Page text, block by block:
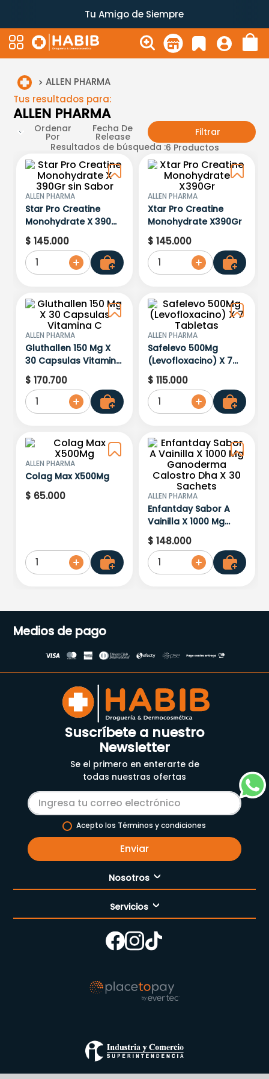
Tu Amigo de Siempre
ALLEN PHARMA
Tus resultados para:
ALLEN PHARMA
Ordenar
Por
Fecha De
Release
Filtrar
Resultados de búsqueda :6 Productos
ALLEN PHARMA
Star Pro Creatine
Monohydrate X 390Gr
sin Sabor
$ 145.000
1
ALLEN PHARMA
Xtar Pro Creatine
Monohydrate X390Gr
$ 145.000
1
ALLEN PHARMA
Gluthallen 150 Mg X
30 Capsulas Vitamina
C
$ 170.700
1
ALLEN PHARMA
Safelevo 500Mg
(Levofloxacino) X 7
Tabletas
$ 115.000
1
ALLEN PHARMA
Colag Max X500Mg
$ 65.000
1
ALLEN PHARMA
Enfantday Sabor A
Vainilla X 1000 Mg
Ganoderma Calostro
Dha X 30 Sachets
$ 148.000
1
Medios de pago
Suscríbete a nuestro
Newsletter
Se el primero en enterarte de
todas nuestras ofertas
Acepto los Términos y condiciones
Enviar
Nosotros
Nuestra empresa
Cómo comprar
Nuestras tiendas
Campaña del mes
Preguntas Frecuentes Place to Pay
Politica de privacidad
Servicios
Enfermería